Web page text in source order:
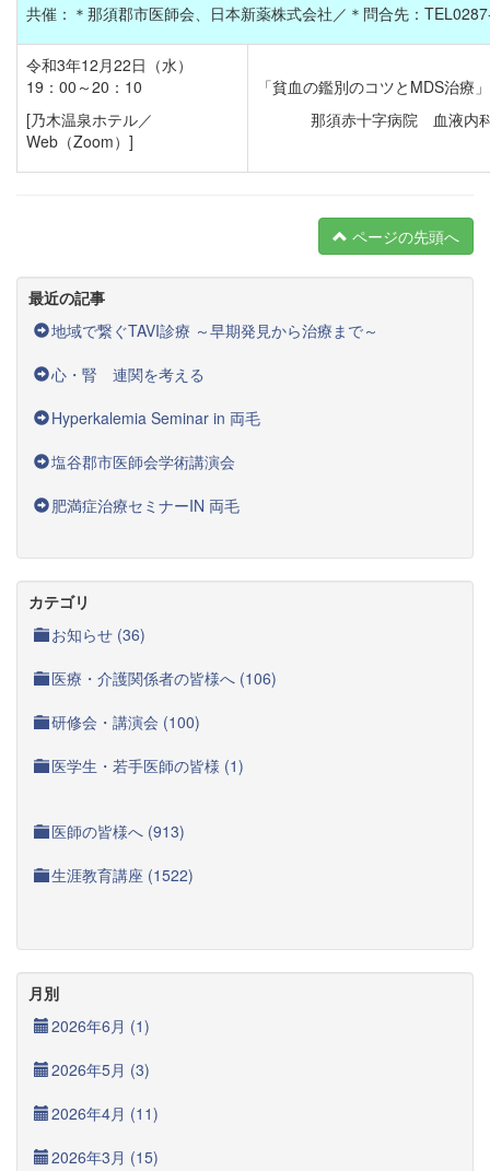
共催：＊那須郡市医師会、日本新薬株式会社／＊問合先：
令和3年12月22日（水）
19：00～20：10
[乃木温泉ホテル／
Web（Zoom）]
「貧血の鑑別のコツとMDS治療」
那須赤十字病院 血液
ページの先頭へ
最近の記事
地域で繋ぐTAVI診療 ～早期発見から治療まで～
心・腎 連関を考える
Hyperkalemia Seminar in 両毛
塩谷郡市医師会学術講演会
肥満症治療セミナーIN 両毛
カテゴリ
お知らせ (36)
医療・介護関係者の皆様へ (106)
研修会・講演会 (100)
医学生・若手医師の皆様 (1)
医師の皆様へ (913)
生涯教育講座 (1522)
月別
2026年6月 (1)
2026年5月 (3)
2026年4月 (11)
2026年3月 (15)